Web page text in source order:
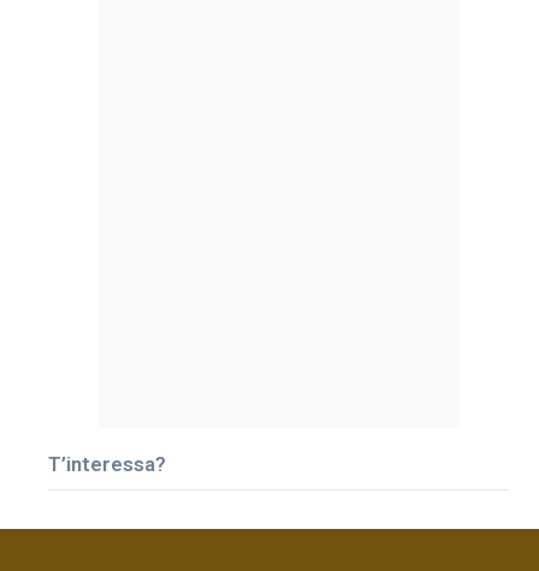
T’interessa?